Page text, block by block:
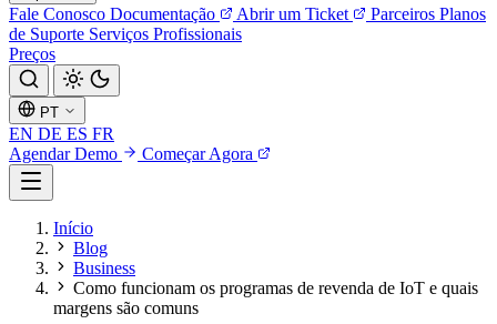
Fale Conosco Documentação Abrir um Ticket Parceiros Planos
de Suporte Serviços Profissionais
Preços
PT
EN DE ES FR
Agendar Demo
Começar Agora
Início
Blog
Business
Como funcionam os programas de revenda de IoT e quais
margens são comuns